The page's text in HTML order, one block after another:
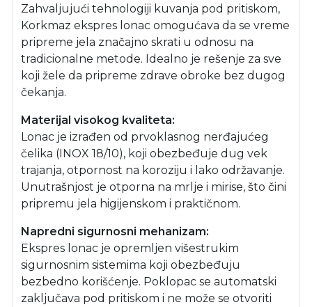
Zahvaljujući tehnologiji kuvanja pod pritiskom,
Korkmaz ekspres lonac omogućava da se vreme
pripreme jela značajno skrati u odnosu na
tradicionalne metode. Idealno je rešenje za sve
koji žele da pripreme zdrave obroke bez dugog
čekanja.
Materijal visokog kvaliteta:
Lonac je izrađen od prvoklasnog nerđajućeg
čelika (INOX 18/10), koji obezbeđuje dug vek
trajanja, otpornost na koroziju i lako održavanje.
Unutrašnjost je otporna na mrlje i mirise, što čini
pripremu jela higijenskom i praktičnom.
Napredni sigurnosni mehanizam:
Ekspres lonac je opremljen višestrukim
sigurnosnim sistemima koji obezbeđuju
bezbedno korišćenje. Poklopac se automatski
zaključava pod pritiskom i ne može se otvoriti